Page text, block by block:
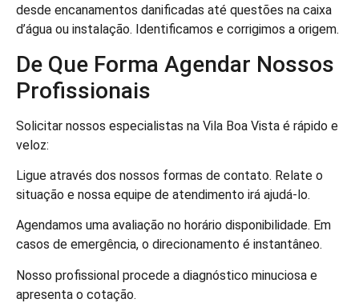
desde encanamentos danificadas até questões na caixa
d’água ou instalação. Identificamos e corrigimos a origem.
De Que Forma Agendar Nossos
Profissionais
Solicitar nossos especialistas na Vila Boa Vista é rápido e
veloz:
Ligue através dos nossos formas de contato. Relate o
situação e nossa equipe de atendimento irá ajudá-lo.
Agendamos uma avaliação no horário disponibilidade. Em
casos de emergência, o direcionamento é instantâneo.
Nosso profissional procede a diagnóstico minuciosa e
apresenta o cotação.